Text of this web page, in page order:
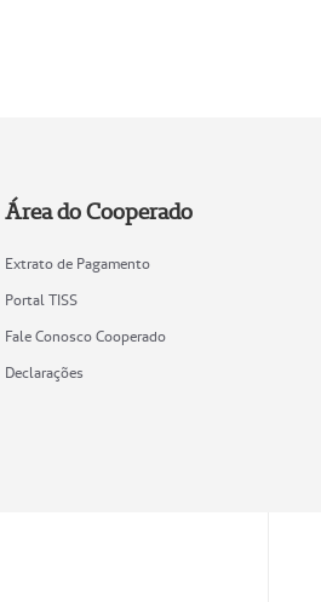
Área do Cooperado
Extrato de Pagamento
Portal TISS
Fale Conosco Cooperado
Declarações